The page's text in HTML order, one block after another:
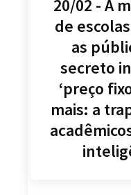
20/02 - A
de
as
secreto
‘preço
mais: a